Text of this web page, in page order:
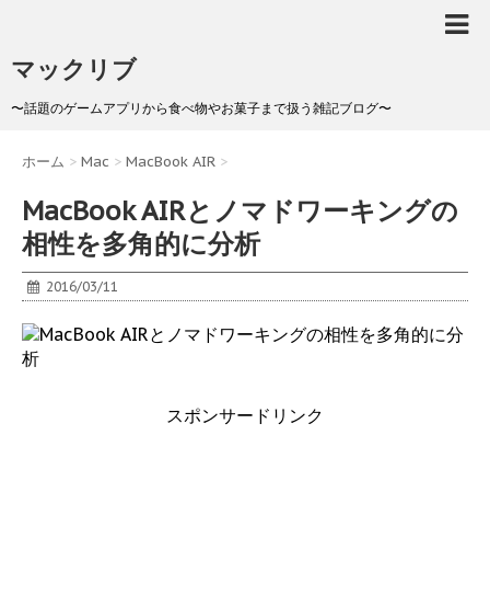
マックリブ
〜話題のゲームアプリから食べ物やお菓子まで扱う雑記ブログ〜
ホーム > Mac > MacBook AIR >
MacBook AIRとノマドワーキングの
相性を多角的に分析
2016/03/11
スポンサードリンク